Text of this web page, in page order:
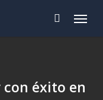
éxito en